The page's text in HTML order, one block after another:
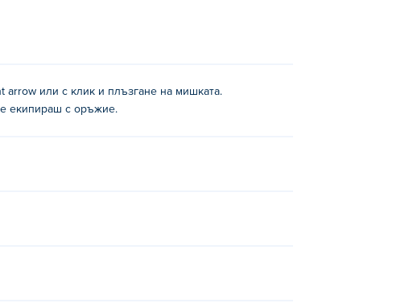
arrow или с клик и плъзгане на мишката.
екипираш с оръжие.